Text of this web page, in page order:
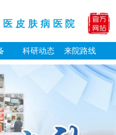
皮肤病医院
科研动态 来院路线